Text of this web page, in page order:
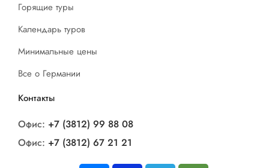
Горящие туры
Календарь туров
Минимальные цены
Все о Германии
Контакты
Офис: +7 (3812) 99 88 08
Офис: +7 (3812) 67 21 21